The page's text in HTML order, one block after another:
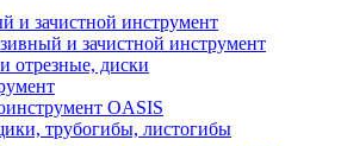
и зачистной инструмент
и зачистной инструмент
отрезные, диски
OASIS
трубогибы, листогибы